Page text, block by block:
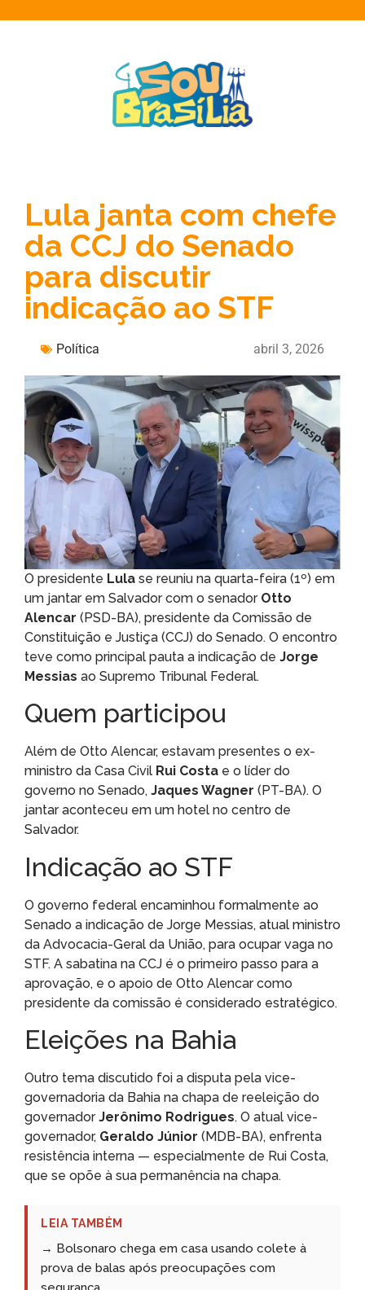
Lula janta com chefe
da CCJ do Senado
para discutir
indicação ao STF
Política abril 3, 2026
O presidente Lula se reuniu na quarta-feira (1º) em
um jantar em Salvador com o senador Otto
Alencar (PSD-BA), presidente da Comissão de
Constituição e Justiça (CCJ) do Senado. O encontro
teve como principal pauta a indicação de Jorge
Messias ao Supremo Tribunal Federal.
Quem participou
Além de Otto Alencar, estavam presentes o ex-
ministro da Casa Civil Rui Costa e o líder do
governo no Senado, Jaques Wagner (PT-BA). O
jantar aconteceu em um hotel no centro de
Salvador.
Indicação ao STF
O governo federal encaminhou formalmente ao
Senado a indicação de Jorge Messias, atual ministro
da Advocacia-Geral da União, para ocupar vaga no
STF. A sabatina na CCJ é o primeiro passo para a
aprovação, e o apoio de Otto Alencar como
presidente da comissão é considerado estratégico.
Eleições na Bahia
Outro tema discutido foi a disputa pela vice-
governadoria da Bahia na chapa de reeleição do
governadorJerônimo Rodrigues. O atual vice-
governador, Geraldo Júnior (MDB-BA), enfrenta
resistência interna — especialmente de Rui Costa,
que se opõe à sua permanência na chapa.
LEIA TAMBÉM
→ Bolsonaro chega em casa usando colete à
prova de balas após preocupações com